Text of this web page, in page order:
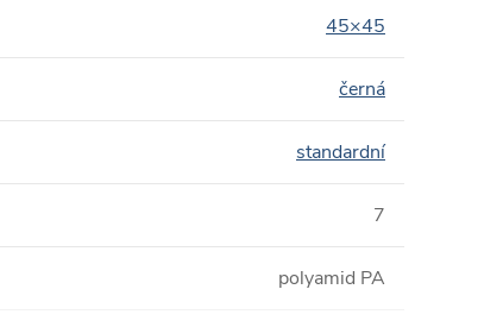
45×45
černá
standardní
7
polyamid PA